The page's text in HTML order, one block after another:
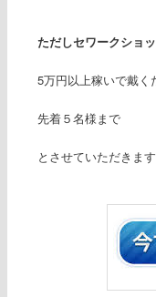
ただしセワークショ
5万円以上稼いで戴く
先着５名様まで
とさせていただきます